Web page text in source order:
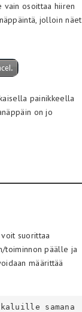
vain osoittaa hiiren
jolloin näet
painikkeella
on jo
suorittaa
toiminnon päälle ja
määrittää